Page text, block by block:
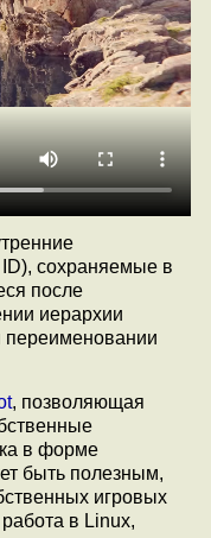
сохраняемые в
после
иерархии
, позволяющая
в форме
быть полезным,
игровых
в Linux,